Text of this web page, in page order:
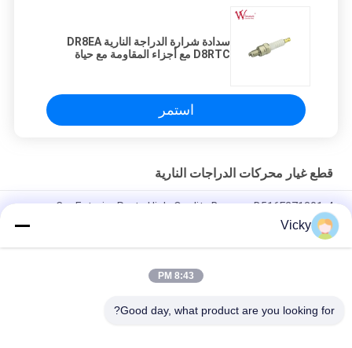
سدادة شرارة الدراجة النارية DR8EA
D8RTC مع أجزاء المقاومة مع حياة
استمر
قطع غيار محركات الدراجات النارية
Car Exterior Parts High-Quality Bumper B516F271301-4
CHANAN OSHAN​ Z6 Starry White
محرك بداية هوندا EX5 قطع غيار محرك دراجة نارية رخيصة بالجملة مع
Vicky
8:43 PM
Good day, what product are you looking for?